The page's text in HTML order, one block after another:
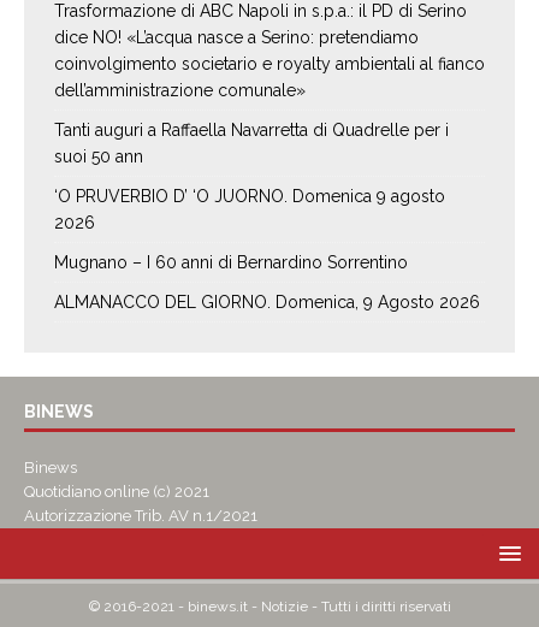
Trasformazione di ABC Napoli in s.p.a.: il PD di Serino
dice NO! «L’acqua nasce a Serino: pretendiamo
coinvolgimento societario e royalty ambientali al fianco
dell’amministrazione comunale»
Tanti auguri a Raffaella Navarretta di Quadrelle per i
suoi 50 ann
‘O PRUVERBIO D’ ‘O JUORNO. Domenica 9 agosto
2026
Mugnano – I 60 anni di Bernardino Sorrentino
ALMANACCO DEL GIORNO. Domenica, 9 Agosto 2026
BINEWS
Binews
Quotidiano online (c) 2021
Autorizzazione Trib. AV n.1/2021
© 2016-2021 - binews.it - Notizie - Tutti i diritti riservati